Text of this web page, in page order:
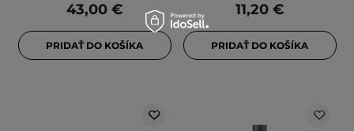
43,00 €
PRIDAŤ DO KOŠÍKA
11,20 €
PRIDAŤ DO KOŠÍKA